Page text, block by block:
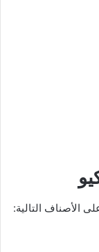
الأصناف التالية: